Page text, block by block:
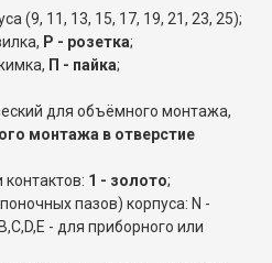
(9, 11, 13, 15, 17, 19, 21, 23, 25);
Р - розетка;
П - пайка;
для объёмного монтажа,
монтажа в отверстие
1 - золото;
пазов) корпуса: N -
- для приборного или